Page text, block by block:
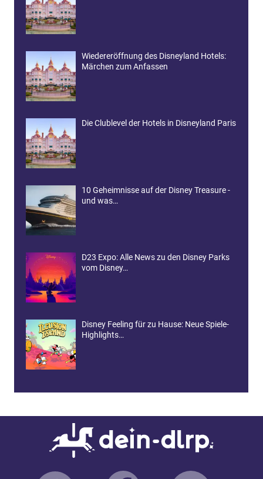
Wiedereröffnung des Disneyland Hotels:
Märchen zum Anfassen
Die Clublevel der Hotels in Disneyland Paris
10 Geheimnisse auf der Disney Treasure -
und was…
D23 Expo: Alle News zu den Disney Parks
vom Disney…
Disney Feeling für zu Hause: Neue Spiele-
Highlights…